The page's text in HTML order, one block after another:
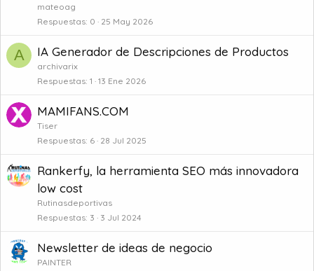
mateoag
Respuestas 0 25 May 2026
A IA Generador de Descripciones de Productos
archivarix
Respuestas 1 13 Ene 2026
MAMIFANS.COM
Tiser
Respuestas 6 28 Jul 2025
Rankerfy, la herramienta SEO más innovadora
low cost
Rutinasdeportivas
Respuestas 3 3 Jul 2024
Newsletter de ideas de negocio
PAINTER